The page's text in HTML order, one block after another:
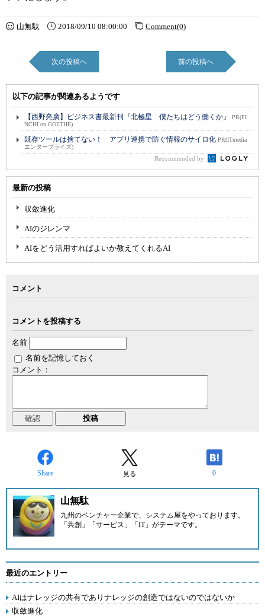
山無駄 2018/09/10 08:00:00 Comment(0)
次の投稿へ 前の投稿へ
以下の記事が関連あるようです
【西野亮廣】ビジネス書最新刊『北極星 僕たちはどう働くか』
PR(FI
NCHI on GOETHE)
既存ツールは捨てない！ アプリ連携で防ぐ情報のサイロ化 PR(ITmedia
エンタープライズ)
Recommended by
最新の投稿
収斂進化
AIのジレンマ
AIをどう活用すればよいか教えてくれるAI
コメント
コメントを投稿する
名前
名前を記憶しておく
コメント：
Share 見る 0
山無駄
九州のベンチャー企業で、システム屋をやっております。
「共創」「サービス」「IT」がテーマです。
最近のエントリー
AIはナレッジの共有でありナレッジの創造ではないのではないか
収斂進化